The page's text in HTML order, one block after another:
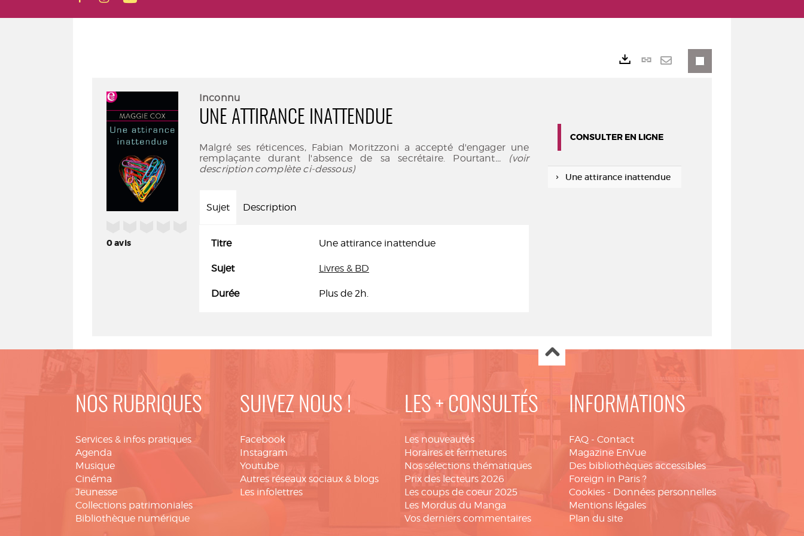
0avis
Inconnu
UNE ATTIRANCE INATTENDUE
Malgré ses réticences, Fabian Moritzzoni a accepté d'engager une
remplaçante durant l'absence de sa secrétaire. Pourtant... (voir
description complète ci-dessous)
Sujet Description
Titre Une attirance inattendue
Sujet Livres & BD
Durée Plus de 2h.
Lien
CONSULTER EN LIGNE
Une attirance inattendue
NOS RUBRIQUES
Services & infos pratiques
Agenda
Musique
Cinéma
Jeunesse
Collections patrimoniales
Bibliothèque numérique
SUIVEZ NOUS !
Facebook
Instagram
Youtube
Autres réseaux sociaux & blogs
Les infolettres
LES + CONSULTÉS
Les nouveautés
Horaires et fermetures
Nos sélections thématiques
Prix des lecteurs 2026
Les coups de coeur 2025
Les Mordus du Manga
Vos derniers commentaires
INFORMATIONS
FAQ - Contact
Magazine EnVue
Des bibliothèques accessibles
Foreign in Paris ?
Cookies - Données personnelles
Mentions légales
Plan du site